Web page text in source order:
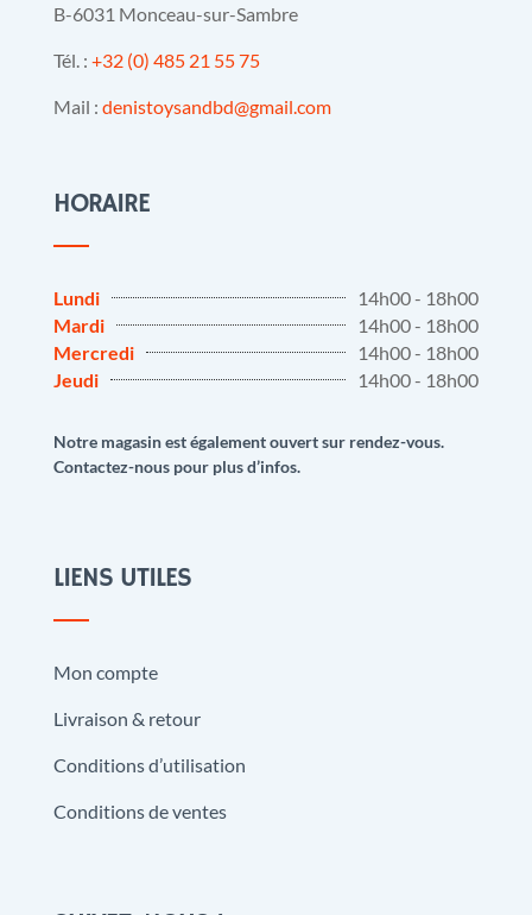
B-6031 Monceau-sur-Sambre
Tél. : +32 (0) 485 21 55 75
Mail : denistoysandbd@gmail.com
HORAIRE
Lundi
14h00 - 18h00
Mardi
14h00 - 18h00
Mercredi
14h00 - 18h00
Jeudi
14h00 - 18h00
Notre magasin est également ouvert sur rendez-vous.
Contactez-nous pour plus d’infos.
LIENS UTILES
Mon compte
Livraison & retour
Conditions d’utilisation
Conditions de ventes